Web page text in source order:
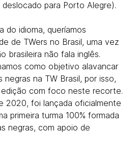
para Porto Alegre).
do idioma, queríamos
de TWers no Brasil, uma vez
brasileira não fala inglês.
como objetivo alavancar
na TW Brasil, por isso,
com foco neste recorte.
2020, foi lançada oficialmente
primeira turma 100% formada
negras, com apoio de